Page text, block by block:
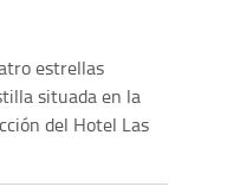
estrellas
situada en la
del Hotel Las